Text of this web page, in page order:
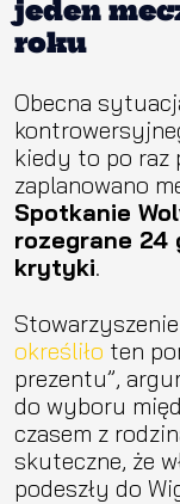
jeden
roku
Obecna
kiedy to po raz
zaplanowano
Spotkanie
rozegrane 24
krytyki.
określiło ten
prezentu”,
do wyboru
czasem z
skuteczne, że
podeszły do